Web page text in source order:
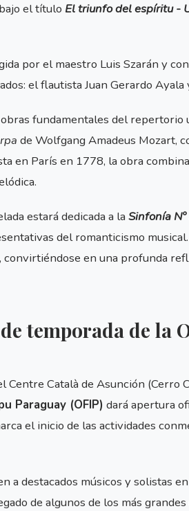
el título El triunfo del espíritu -
por el maestro Luis Szarán y
el flautista Juan Gerardo
fundamentales del repertorio
de Wolfgang Amadeus Mozart,
en París en 1778, la obra
estará dedicada a la Sinfonía
del romanticismo
convirtiéndose en una profunda
temporada de la
Centre Català de Asunción (Cerro
Paraguay (OFIP) dará apertura
el inicio de las actividades
a destacados músicos y solistas
de algunos de los más